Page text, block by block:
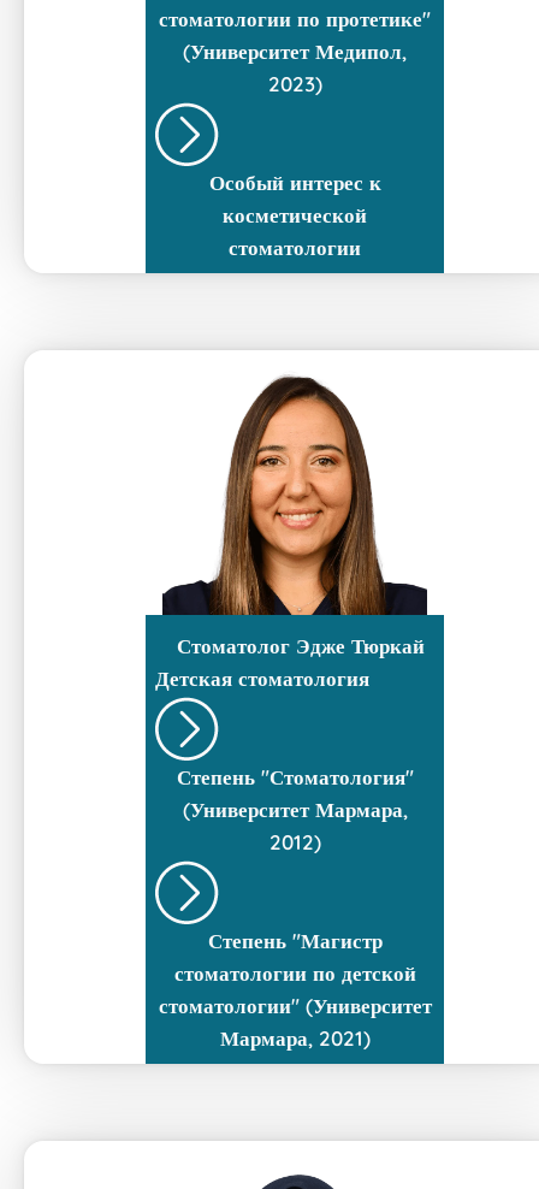
стоматологии по протетике"
(Университет Медипол,
2023)
Особый интерес к
косметической
стоматологии
Стоматолог Эдже Тюркай
Детская стоматология
Степень "Стоматология"
(Университет Мармара,
2012)
Степень "Магистр
стоматологии по детской
стоматологии" (Университет
Мармара, 2021)